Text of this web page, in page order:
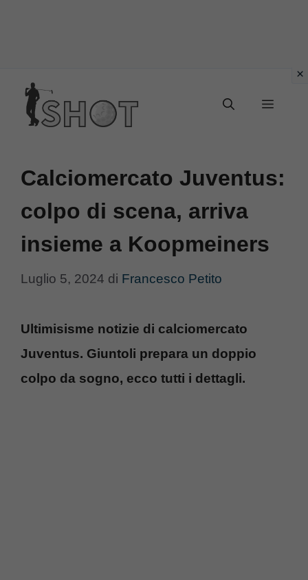
contenuto
Menu
Calciomercato Juventus:
colpo di scena, arriva
insieme a Koopmeiners
Luglio 5, 2024 di Francesco Petito
Ultimisisme notizie di calciomercato
Juventus. Giuntoli prepara un doppio
colpo da sogno, ecco tutti i dettagli.